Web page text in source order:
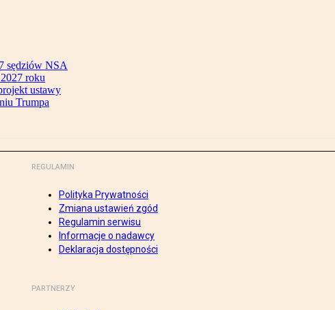
sędziów NSA
roku
ustawy
Trumpa
REGULAMIN
Polityka Prywatności
Zmiana ustawień zgód
Regulamin serwisu
Informacje o nadawcy
Deklaracja dostępności
PARTNERZY